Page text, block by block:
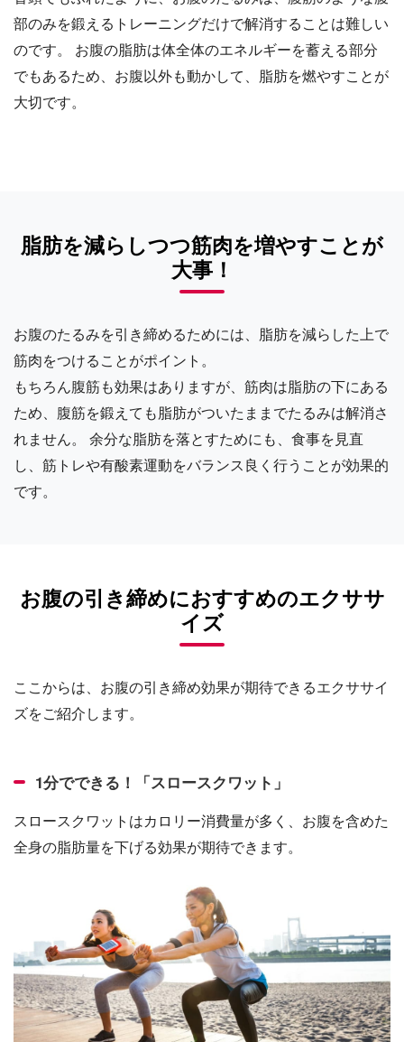
部のみを鍛えるトレーニングだけで解消することは難しい
のです。 お腹の脂肪は体全体のエネルギーを蓄える部分
でもあるため、お腹以外も動かして、脂肪を燃やすことが
大切です。
脂肪を減らしつつ筋肉を増やすことが
大事！
お腹のたるみを引き締めるためには、脂肪を減らした上で
筋肉をつけることがポイント。
もちろん腹筋も効果はありますが、筋肉は脂肪の下にある
ため、腹筋を鍛えても脂肪がついたままでたるみは解消さ
れません。 余分な脂肪を落とすためにも、食事を見直
し、筋トレや有酸素運動をバランス良く行うことが効果的
です。
お腹の引き締めにおすすめのエクササ
イズ
ここからは、お腹の引き締め効果が期待できるエクササイ
ズをご紹介します。
1分でできる！「スロースクワット」
スロースクワットはカロリー消費量が多く、お腹を含めた
全身の脂肪量を下げる効果が期待できます。